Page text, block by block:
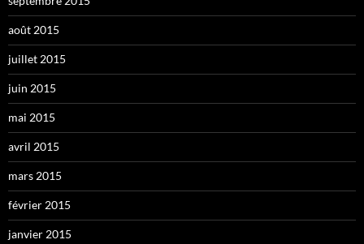
août 2015
juillet 2015
juin 2015
mai 2015
avril 2015
mars 2015
février 2015
janvier 2015